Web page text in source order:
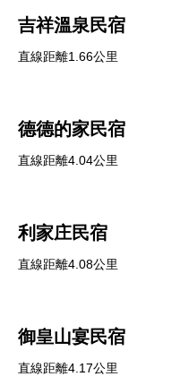
吉祥溫泉民宿
直線距離1.66公里
德德的家民宿
直線距離4.04公里
利家庄民宿
直線距離4.08公里
御皇山宴民宿
直線距離4.17公里